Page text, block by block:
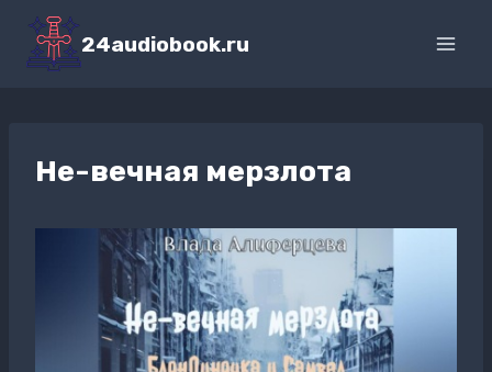
Перейти
содержимому
24audiobook.ru
Не-вечная мерзлота